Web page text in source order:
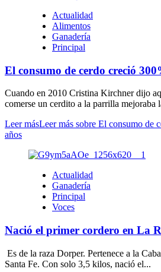
Actualidad
Alimentos
Ganadería
Principal
El consumo de cerdo creció
Cuando en 2010 Cristina Kirchner dijo
comerse un cerdito a la parrilla mejoraba
Leer másLeer más sobre El consumo de
años
Actualidad
Ganadería
Principal
Voces
Nació el primer cordero en La
Es de la raza Dorper. Pertenece a la
Santa Fe. Con solo 3,5 kilos, nació el...